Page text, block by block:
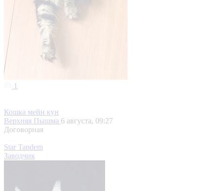
1
Кошка мейн кун
Верхняя Пышма 6 августа, 09:27
Договорная
Star Tandem
Заводчик